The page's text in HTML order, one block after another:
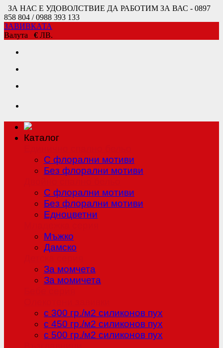
ЗА НАС Е УДОВОЛСТВИЕ ДА РАБОТИМ ЗА ВАС - 0897
858 804 / 0988 393 133
ЗАВИВКАТА
Валута € ЛВ.
Каталог
С флорални мотиви
Без флорални мотиви
С флорални мотиви
Без флорални мотиви
Едноцветни
Мъжко
Дамско
За момчета
За момичета
с 300 гр./м2 силиконов пух
с 450 гр./м2 силиконов пух
с 500 гр./м2 силиконов пух